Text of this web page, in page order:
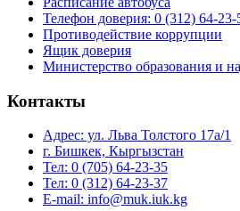
Телефон доверия: 0 (312) 64-23-
Противодействие коррупции
Ящик доверия
Министерство образования и
Контакты
Адрес: ул. ​Льва Толстого 17а/1
г. Бишкек, Кыргызстан
Тел: 0 (705) 64-23-35
Тел: 0 (312) 64-23-37
E-mail: info@muk.iuk.kg